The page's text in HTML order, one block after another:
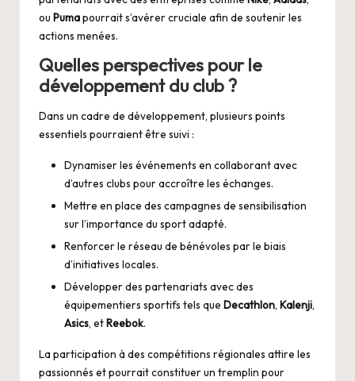
ou Pumapourrait s’avérer cruciale afin de soutenir les
actions menées.
Quelles perspectives pour le
développement du club ?
Dans un cadre de développement, plusieurs points
essentiels pourraient être suivi :
Dynamiser les événements en collaborant avec
d’autres clubs pour accroître les échanges.
Mettre en place des campagnes de sensibilisation
sur l’importance du sport adapté.
Renforcer le réseau de bénévoles par le biais
d’initiatives locales.
Développer des partenariats avec des
équipementiers sportifs tels que Decathlon, Kalenji,
Asics, et Reebok.
La participation à des compétitions régionales attire les
passionnés et pourrait constituer un tremplin pour